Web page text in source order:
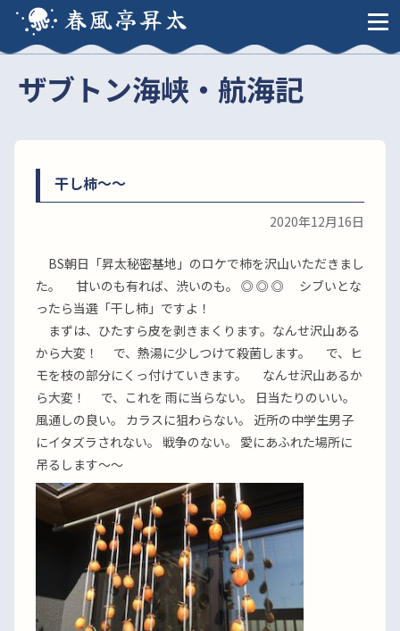
春風亭昇太
ザブトン海峡・航海記
干し柿〜〜
2020年12月16日
BS朝日「昇太秘密基地」のロケで柿を沢山いただきまし
た。 甘いのも有れば、渋いのも。 ◎ ◎ ◎ シブいとな
ったら当選「干し柿」ですよ！
まずは、ひたすら皮を剥きまくります。なんせ沢山ある
から大変！ で、熱湯に少しつけて殺菌します。 で、ヒ
モを枝の部分にくっ付けていきます。 なんせ沢山あるか
ら大変！ で、これを 雨に当らない。 日当たりのいい。
風通しの良い。 カラスに狙わらない。 近所の中学生男子
にイタズラされない。 戦争のない。 愛にあふれた場所に
吊るします〜〜